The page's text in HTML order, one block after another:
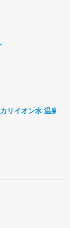
リイオン水 温泉水